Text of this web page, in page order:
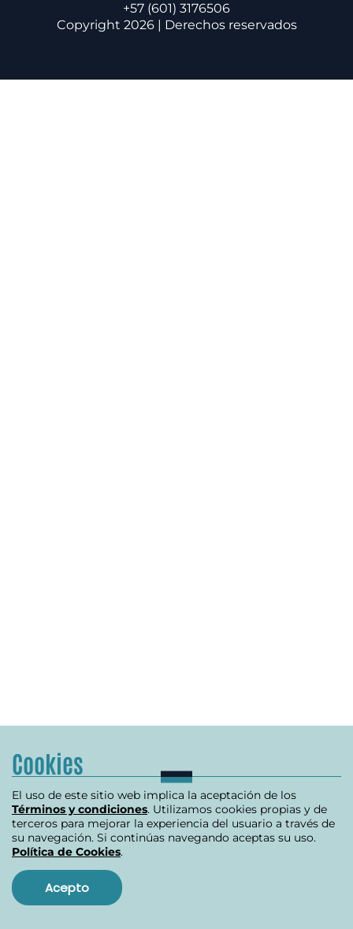
+57 (601) 3176506
Copyright 2026 | Derechos reservados
Cookies
El uso de este sitio web implica la aceptación de los
Términos y condiciones. Utilizamos cookies propias y de
terceros para mejorar la experiencia del usuario a través de
su navegación. Si continúas navegando aceptas su uso.
Política de Cookies.
Acepto